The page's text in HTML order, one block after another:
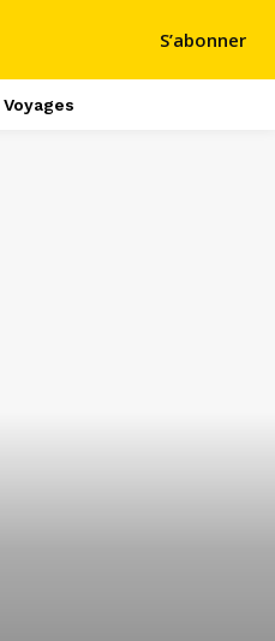
S’abonner
Voyages